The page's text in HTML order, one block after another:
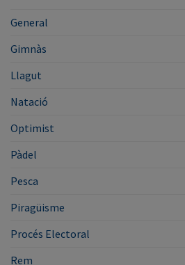
General
Gimnàs
Llagut
Natació
Optimist
Pàdel
Pesca
Piragüisme
Procés Electoral
Rem